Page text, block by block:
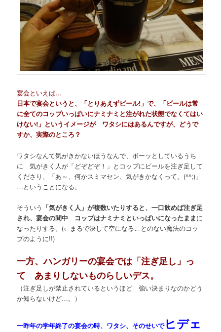
宴会といえば…
日本で宴会というと、「とりあえずビール!」で、「ビールは常
に全てのコップいっぱいにナミナミと注がれた状態でなくてはい
けない!」というイメージが ワタシにはあるんですが、どうで
すか、実際のところ？
ワタシなんて気がきかないほうなんで、ボーッとしているうち
に 気がきく人が「どぞどぞ！」とコップにビールを注ぎ足して
くださり、「あ～、何かスミマセン、気がきかなくって。(^^;)」
…ということになる。
そういう 「気がきく人」が複数いたりすると、一口飲めば注ぎ足
され、宴会の間中 コップはナミナミといっぱいになったままに
なったりする。(←まるで決して空になることのない魔法のコッ
プのように!!)
一方、ハンガリーの宴会では「注ぎ足し」っ
て あまりしないものらしいデス。
（注ぎ足しが禁止されているというほど 強い決まりなのかどう
か知らないけど…。）
一昨年の学年終了の宴会の時、ワタシ、そのせいでヒデェ